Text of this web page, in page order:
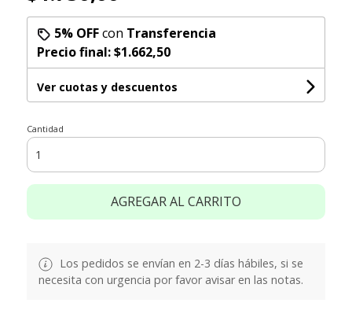
5% OFFcon Transferencia
Precio final:$1.662,50
Ver cuotas y descuentos
Cantidad
AGREGAR AL CARRITO
Los pedidos se envían en 2-3 días hábiles, si se
necesita con urgencia por favor avisar en las notas.